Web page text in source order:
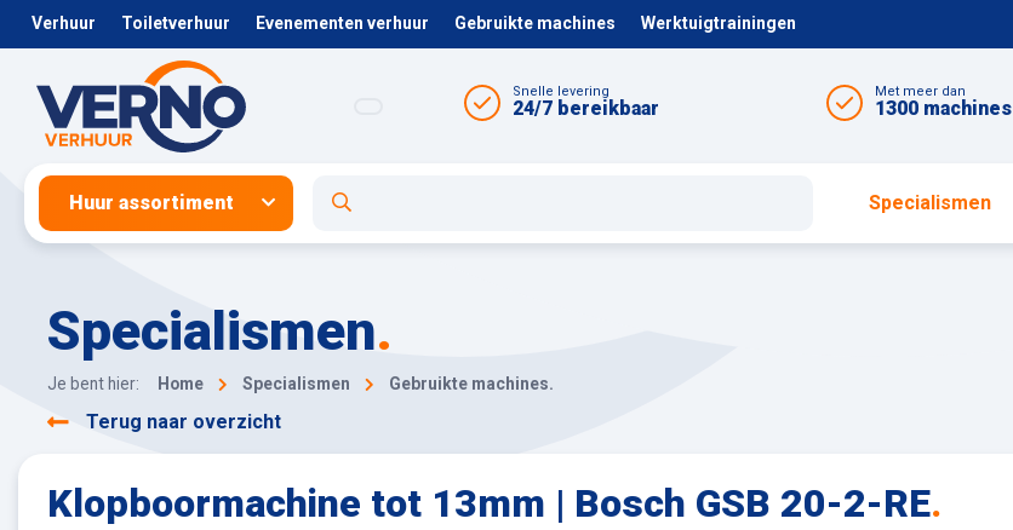
Verhuur Toiletverhuur Evenementen verhuur Gebruikte machines Werktuigtrainingen
Snelle levering
24/7 bereikbaar
Met meer dan
1300 machines
Huur assortiment Specialismen
Specialismen.
Je bent hier: Home Specialismen Gebruikte machines.
Terug naar overzicht
Klopboormachine tot 13mm | Bosch GSB 20-2-RE.